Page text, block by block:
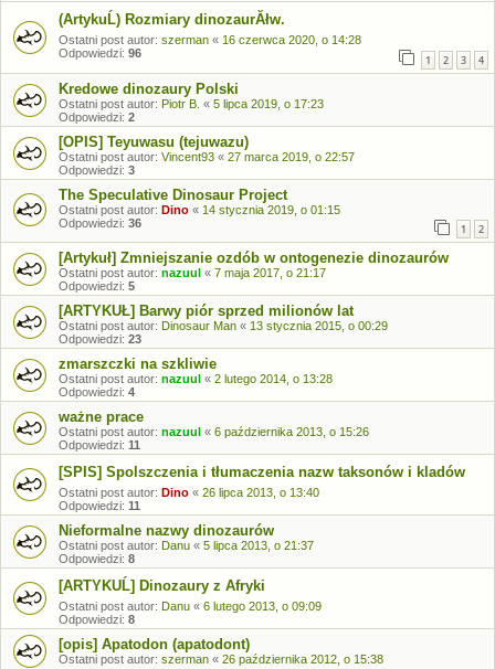
(ArtykuĹ) Rozmiary dinozaurĂłw.
Ostatni post autor: szerman « 16 czerwca 2020, o 14:28
Odpowiedzi: 96 1 2 3 4
Kredowe dinozaury Polski
Ostatni post autor: Piotr B. « 5 lipca 2019, o 17:23
Odpowiedzi: 2
[OPIS] Teyuwasu (tejuwazu)
Ostatni post autor: Vincent93 « 27 marca 2019, o 22:57
Odpowiedzi: 3
The Speculative Dinosaur Project
Ostatni post autor: Dino « 14 stycznia 2019, o 01:15
Odpowiedzi: 36 1 2
[Artykuł] Zmniejszanie ozdób w ontogenezie dinozaurów
Ostatni post autor: nazuul « 7 maja 2017, o 21:17
Odpowiedzi: 5
[ARTYKUŁ] Barwy piór sprzed milionów lat
Ostatni post autor: Dinosaur Man « 13 stycznia 2015, o 00:29
Odpowiedzi: 23
zmarszczki na szkliwie
Ostatni post autor: nazuul « 2 lutego 2014, o 13:28
Odpowiedzi: 4
ważne prace
Ostatni post autor: nazuul « 6 października 2013, o 15:26
Odpowiedzi: 11
[SPIS] Spolszczenia i tłumaczenia nazw taksonów i kladów
Ostatni post autor: Dino « 26 lipca 2013, o 13:40
Odpowiedzi: 11
Nieformalne nazwy dinozaurów
Ostatni post autor: Danu « 5 lipca 2013, o 21:37
Odpowiedzi: 8
[ARTYKUĹ] Dinozaury z Afryki
Ostatni post autor: Danu « 6 lutego 2013, o 09:09
Odpowiedzi: 8
[opis] Apatodon (apatodont)
Ostatni post autor: szerman « 26 października 2012, o 15:38